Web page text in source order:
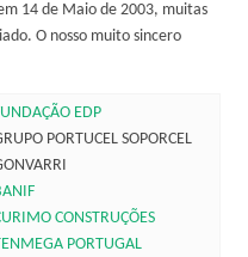
14 de Maio de 2003, muitas
O nosso muito sincero
EDP
PORTUCEL SOPORCEL
CONSTRUÇÕES
PORTUGAL